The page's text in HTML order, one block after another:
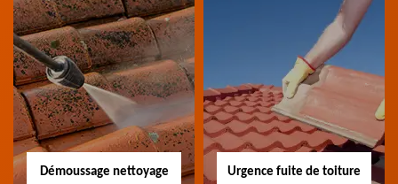
Bâchage de toiture
43
Entreprise bâchage de
toiture 43 Haute-Loire
Devis fuite de
toiture 43
Devis fuite de toiture 43
Haute-Loire
Démoussage nettoyage
Urgence fuite de toiture